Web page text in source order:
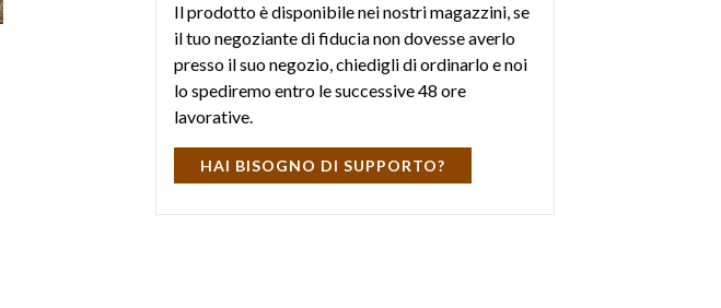
Il prodotto è disponibile nei nostri magazzini, se
il tuo negoziante di fiducia non dovesse averlo
presso il suo negozio, chiedigli di ordinarlo e noi
lo spediremo entro le successive 48 ore
lavorative.
HAI BISOGNO DI SUPPORTO?